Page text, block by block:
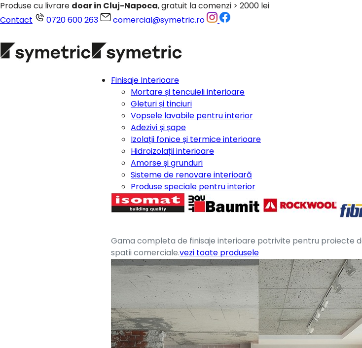
Produse cu livrare doar in Cluj-Napoca, gratuit la comenzi > 2000 lei
Contact
0720 600 263 comercial@symetric.ro
Finisaje Interioare
Mortare și tencuieli interioare
Gleturi și tinciuri
Vopsele lavabile pentru interior
Adezivi și șape
Izolații fonice și termice interioare
Hidroizolații interioare
Amorse și grunduri
Sisteme de renovare interioară
Produse speciale pentru interior
Gama completa de finisaje interioare potrivite pentru proiecte
spatii comerciale.vezi toate produsele